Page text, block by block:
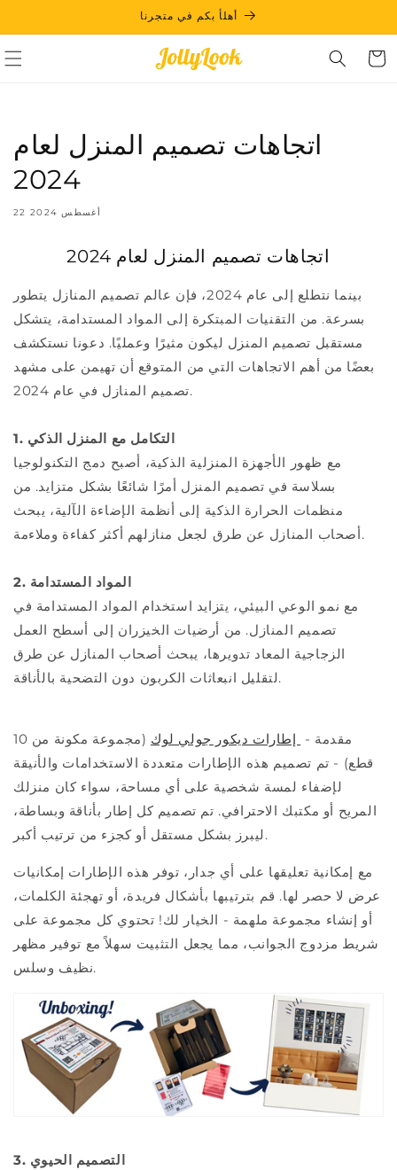
أهلأ بكم في متجرنا
Cart
اتجاهات تصميم المنزل لعام
2024
22 أغسطس 2024
اتجاهات تصميم المنزل لعام 2024
بينما نتطلع إلى عام 2024، فإن عالم تصميم المنازل يتطور
بسرعة. من التقنيات المبتكرة إلى المواد المستدامة، يتشكل
مستقبل تصميم المنزل ليكون مثيرًا وعمليًا. دعونا نستكشف
بعضًا من أهم الاتجاهات التي من المتوقع أن تهيمن على مشهد
تصميم المنازل في عام 2024.
1. التكامل مع المنزل الذكي
مع ظهور الأجهزة المنزلية الذكية، أصبح دمج التكنولوجيا
بسلاسة في تصميم المنزل أمرًا شائعًا بشكل متزايد. من
منظمات الحرارة الذكية إلى أنظمة الإضاءة الآلية، يبحث
أصحاب المنازل عن طرق لجعل منازلهم أكثر كفاءة وملاءمة.
2. المواد المستدامة
مع نمو الوعي البيئي، يتزايد استخدام المواد المستدامة في
تصميم المنازل. من أرضيات الخيزران إلى أسطح العمل
الزجاجية المعاد تدويرها، يبحث أصحاب المنازل عن طرق
لتقليل انبعاثات الكربون دون التضحية بالأناقة.
مقدمة - إطارات ديكور جولي لوك
(مجموعة مكونة من 10
قطع) - تم تصميم هذه الإطارات متعددة الاستخدامات والأنيقة
لإضفاء لمسة شخصية على أي مساحة، سواء كان منزلك
المريح أو مكتبك الاحترافي. تم تصميم كل إطار بأناقة وبساطة،
ليبرز بشكل مستقل أو كجزء من ترتيب أكبر.
مع إمكانية تعليقها على أي جدار، توفر هذه الإطارات إمكانيات
عرض لا حصر لها. قم بترتيبها بأشكال فريدة، أو تهجئة الكلمات،
أو إنشاء مجموعة ملهمة - الخيار لك! تحتوي كل مجموعة على
شريط مزدوج الجوانب، مما يجعل التثبيت سهلاً مع توفير مظهر
نظيف وسلس.
3. التصميم الحيوي